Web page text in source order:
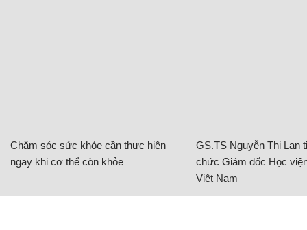
Chăm sóc sức khỏe cần thực hiện
ngay khi cơ thể còn khỏe
GS.TS Nguyễn Thị Lan
chức Giám đốc Học
Việt Nam